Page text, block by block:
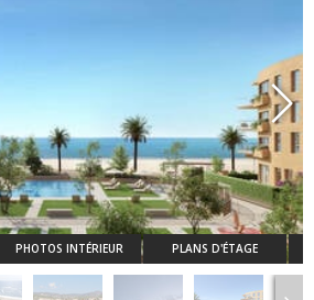
PHOTOS INTÉRIEUR PLANS D'ÉTAGE